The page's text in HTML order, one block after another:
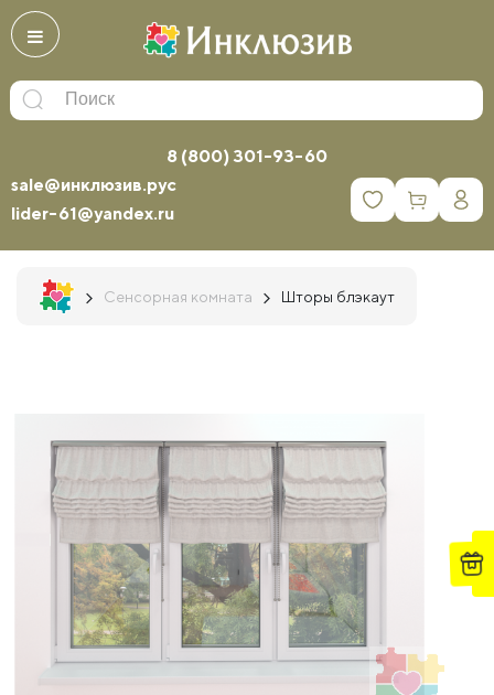
8 (800) 301-93-60
sale@инклюзив.рус
lider-61@yandex.ru
0
Сенсорная комната Шторы блэкаут